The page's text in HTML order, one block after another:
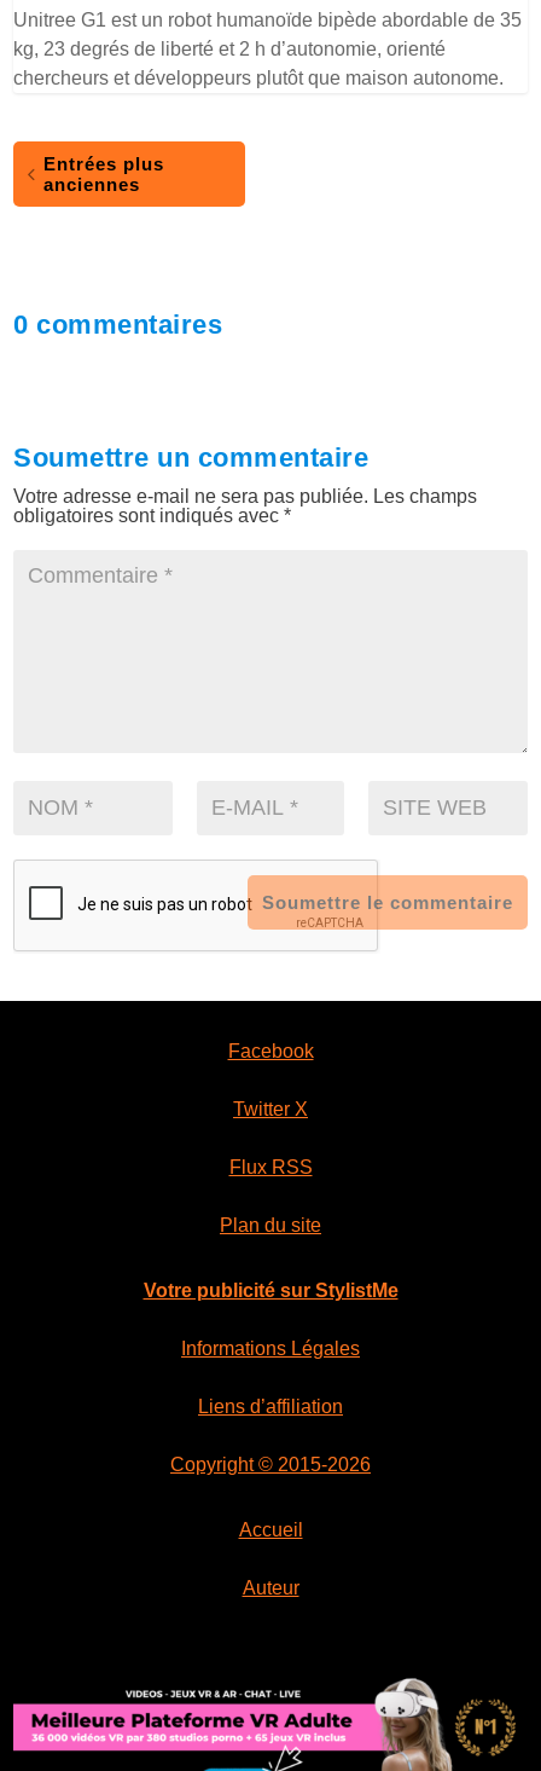
Unitree G1 est un robot humanoïde bipède abordable de 35
kg, 23 degrés de liberté et 2 h d’autonomie, orienté
chercheurs et développeurs plutôt que maison autonome.
Entrées plus
anciennes
0 commentaires
Soumettre un commentaire
Votre adresse e-mail ne sera pas publiée. Les champs
obligatoires sont indiqués avec*
Soumettre le commentaire
Facebook
Twitter X
Flux RSS
Plan du site
Votre publicité sur StylistMe
Informations Légales
Liens d’affiliation
Copyright © 2015-2026
Accueil
Auteur